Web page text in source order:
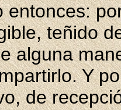
entonces:
teñido
alguna
Y
de